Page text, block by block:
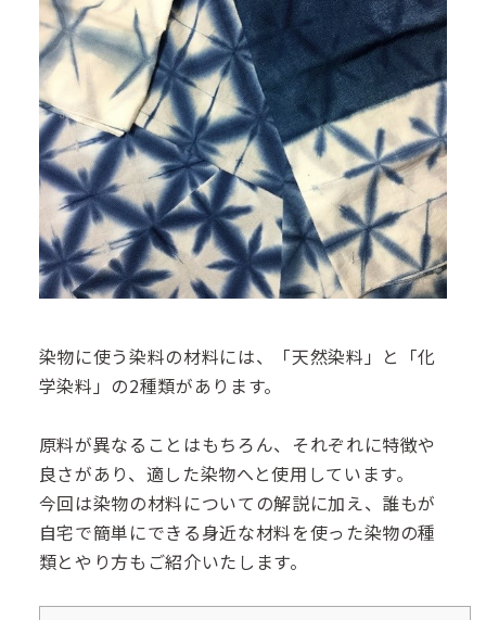
染物に使う染料の材料には、「天然染料」と「化
学染料」の2種類があります。
原料が異なることはもちろん、それぞれに特徴や
良さがあり、適した染物へと使用しています。
今回は染物の材料についての解説に加え、誰もが
自宅で簡単にできる身近な材料を使った染物の種
類とやり方もご紹介いたします。